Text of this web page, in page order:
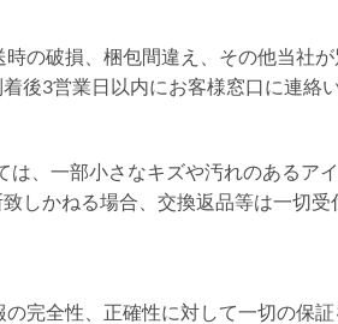
の破損、梱包間違え、その他当社
後3営業日以内にお客様窓口に連絡
は、一部小さなキズや汚れのある
しかねる場合、交換返品等は一切受
完全性、正確性に対して一切の保証